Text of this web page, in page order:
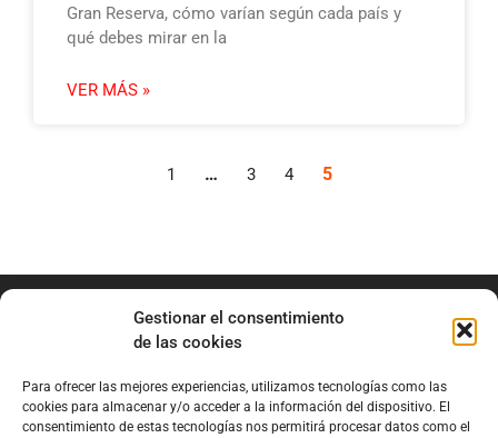
Gestionar el consentimiento
de las cookies
Para ofrecer las mejores experiencias, utilizamos tecnologías como las
cookies para almacenar y/o acceder a la información del dispositivo. El
consentimiento de estas tecnologías nos permitirá procesar datos como el
Gran Reserva, cómo varían según cada país y
qué debes mirar en la
VER MÁS »
1 … 3 4 5
info@marianobraga.com
BRAGA Academia